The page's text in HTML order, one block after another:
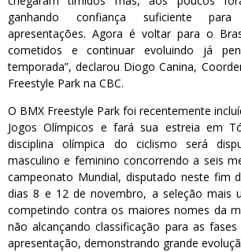
ganhando confiança suficiente
apresentações. Agora é voltar para o
cometidos e continuar evoluindo já
temporada”, declarou Diogo Canina,
Freestyle Park na CBC.
O BMX Freestyle Park foi recentemente
Jogos Olímpicos e fará sua estreia em
disciplina olímpica do ciclismo será
masculino e feminino concorrendo a seis
campeonato Mundial, disputado neste fim
dias 8 e 12 de novembro, a seleção mais
competindo contra os maiores nomes da
não alcançando classificação para as
apresentação, demonstrando grande